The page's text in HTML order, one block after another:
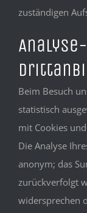
zuständigen
Beim Besuch
statistisch
mit Cookies
Die Analyse
anonym; das
zurückverfolgt
widersprechen